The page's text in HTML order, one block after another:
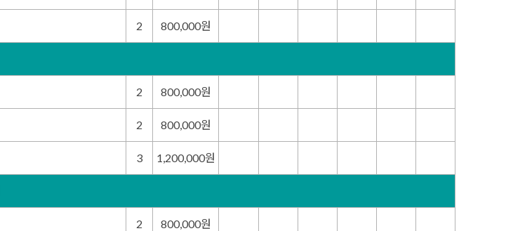
2 800,000원
2 800,000원
2 800,000원
3 1,200,000원
2 800,000원